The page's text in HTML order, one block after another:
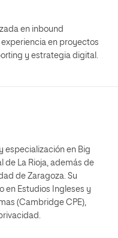
en inbound
en proyectos
y estrategia digital.
especialización en Big
de La Rioja, además de
de Zaragoza. Su
en Estudios Ingleses y
(Cambridge CPE),